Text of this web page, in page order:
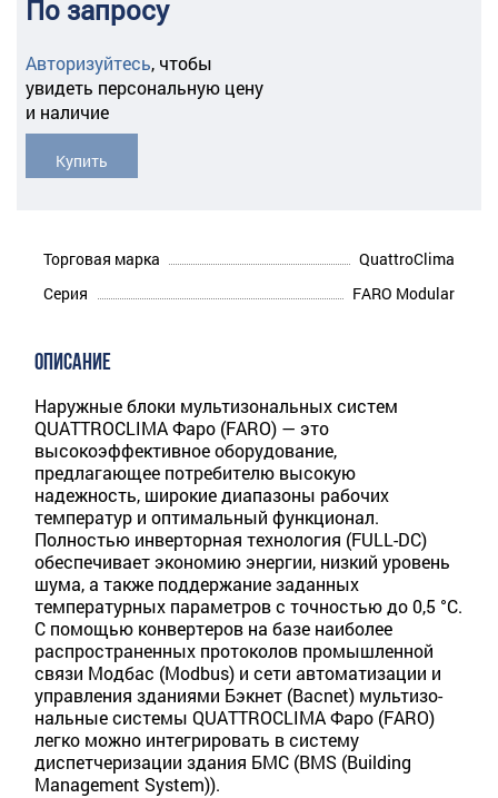
По запросу
Авторизуйтесь, чтобы
увидеть персональную цену
и наличие
Купить
Торговая марка
QuattroClima
Серия
FARO Modular
ОПИСАНИЕ
Наружные блоки мультизональных систем
QUATTROCLIMA Фаро (FARO) — это
высокоэффективное оборудо­вание,
предлагающее потребителю высокую
надежность, широкие диапазоны рабочих
температур и оптимальный функционал.
Полностью инверторная технология (FULL-DC)
обеспечивает экономию энергии, низкий уровень
шума, а также поддержание заданных
температурных параметров с точностью до 0,5 °С.
С помощью конвертеров на базе наиболее
распространенных протоколов промышленной
связи Модбас (Modbus) и сети автоматизации и
управления зданиями Бэкнет (Bacnet) мультизо­
нальные системы QUATTROCLIMA Фаро (FARO)
легко можно интегрировать в систему
диспетчеризации здания БМС (BMS (Building
Management System)).